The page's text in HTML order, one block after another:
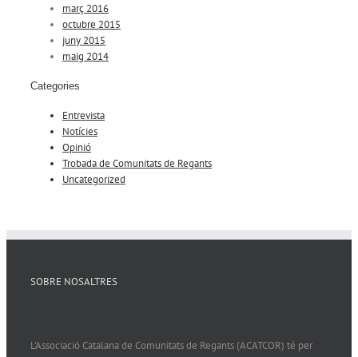
març 2016
octubre 2015
juny 2015
maig 2014
Categories
Entrevista
Notícies
Opinió
Trobada de Comunitats de Regants
Uncategorized
SOBRE NOSALTRES
L'Associació Catalana de Comunitats de Regants (ACATCOR) té per